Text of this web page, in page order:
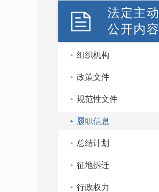
法定主动
公开内容
组织机构
政策文件
规范性文件
履职信息
总结计划
征地拆迁
行政权力